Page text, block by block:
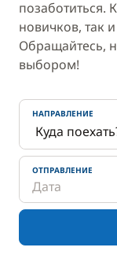
позаботиться.
новичков, так
Обращайтесь,
выбором!
НАПРАВЛЕНИЕ
ОТПРАВЛЕНИЕ